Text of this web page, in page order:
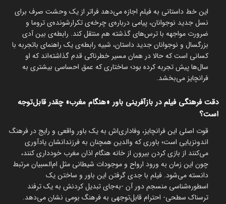
این خط داستانی به فیلم اجازه می‌دهد فراتر از یک وحشت صرف برای
نسل جدید نوجوانان، پیامی درباره‌ی چرخه‌ی تکرارشونده‌ی تروما و
ضرورت مواجهه با ترس‌های گذشته هم منتقل کند. رابطه‌ی بین آدی
بزرگسال و نوجوانان جدید داستان، شبیه رابطه‌ی یک راهنمای باتجربه با
کسانی است که حالا در همان مسیر خطرناکی قدم گذاشته‌اند که او
سال‌ها پیش تجربه کرده بود؛ ساختاری که عمق احساسی بیشتری به
فرانچایز می‌بخشد.
دقت فرهنگی فیلم در بازآفرینی باور «هنگام مغرب» چقدر قابل‌توجه
است؟
قوت اصلی این فرانچایز، وفاداری‌اش به یک باور واقعی و رایج در فرهنگ
اندونزیایی است؛ باوری که والدین همچنان به فرزندانشان یادآوری
می‌کنند از بازی کردن بیرون از خانه هنگام اذان مغرب خودداری کنند،
چون این زمان به ورود ارواح و موجودات شیطانی مثل ام‌السبیان مرتبط
دانسته می‌شود. فیلم با جدی گرفتن این باور و ساختن یک
اسطوره‌شناسی منسجم دور آن -به‌جای تبدیل کردنش به یک ترفند
ترسناک سطحی- احترام قابل‌توجهی به فرهنگ بومی نشان می‌دهد.